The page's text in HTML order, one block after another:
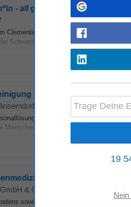
- all genders
Clementinum in Kirchstetten hat Pflege
Schwerstpflege. Natürlich nach
Mehr anzeigen
3500 Krems (m/w/d)
steigern wir einerseits die
Wir suchen für unseren
(w/m/d) | Voll- oder
& Co KG
sowie modernste
19